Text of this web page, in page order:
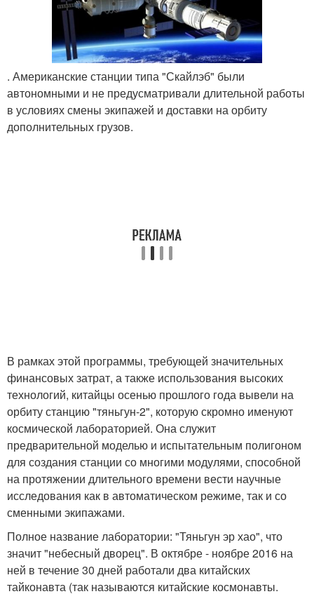
. Американские станции типа "Скайлэб" были
автономными и не предусматривали длительной работы
в условиях смены экипажей и доставки на орбиту
дополнительных грузов.
В рамках этой программы, требующей значительных
финансовых затрат, а также использования высоких
технологий, китайцы осенью прошлого года вывели на
орбиту станцию "тяньгун-2", которую скромно именуют
космической лабораторией. Она служит
предварительной моделью и испытательным полигоном
для создания станции со многими модулями, способной
на протяжении длительного времени вести научные
исследования как в автоматическом режиме, так и со
сменными экипажами.
Полное название лаборатории: "Тяньгун эр хао", что
значит "небесный дворец". В октябре - ноябре 2016 на
ней в течение 30 дней работали два китайских
тайконавта (так называются китайские космонавты.